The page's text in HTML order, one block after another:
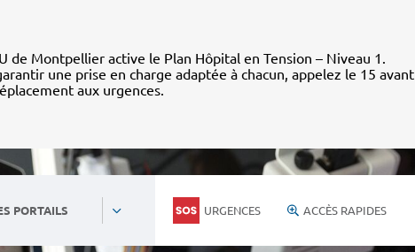
de Montpellier active le Plan Hôpital en Tension – Niveau 1.
une prise en charge adaptée à chacun, appelez le 15 avant
aux urgences.
PORTAILS URGENCES ACCÈS RAPIDES